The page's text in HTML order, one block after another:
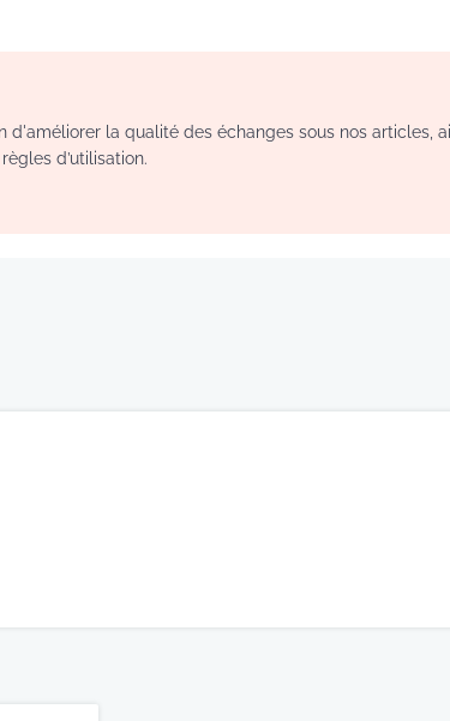
d'améliorer la qualité des échanges sous nos articles,
d’utilisation.